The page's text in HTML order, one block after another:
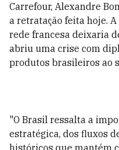
Carrefour, Alexandre
a retratação feita hoje.
rede francesa deixaria
abriu uma crise com
produtos brasileiros ao
"O Brasil ressalta a
estratégica, dos fluxos
históricos que mantém